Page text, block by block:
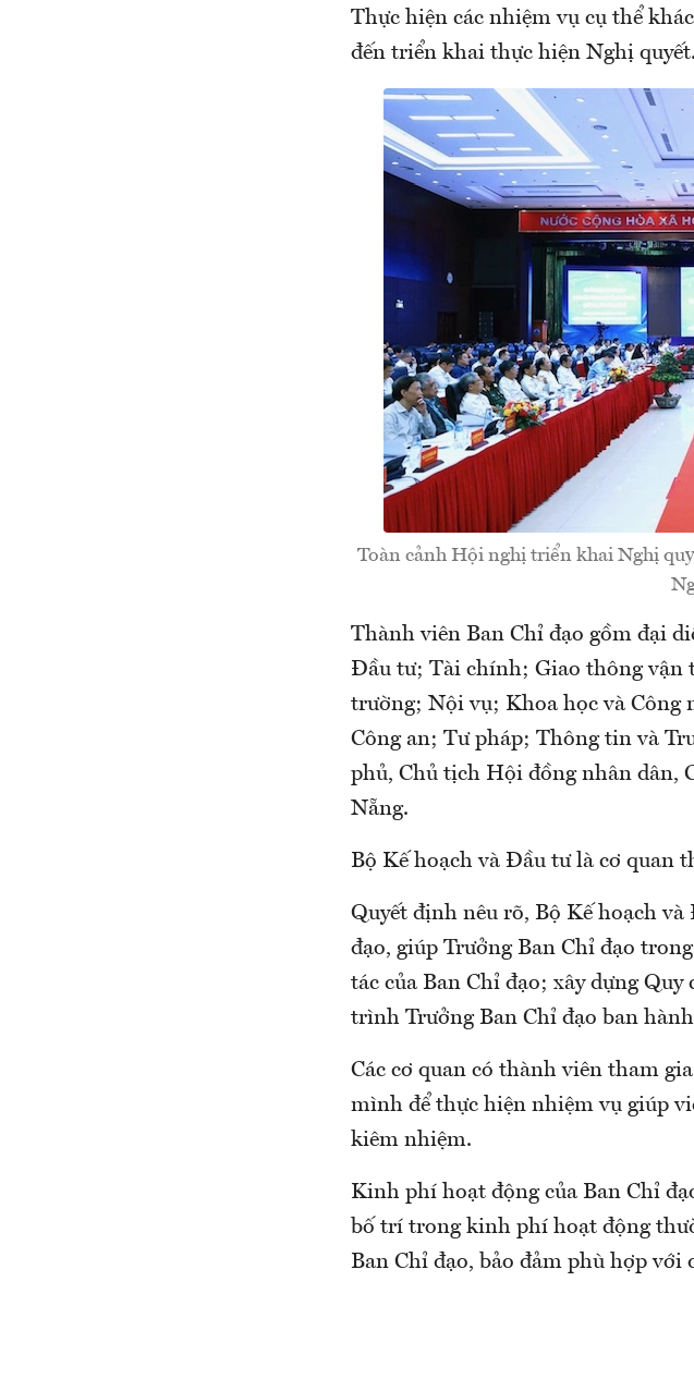
Thực hiện các nhiệm vụ cụ thể
đến triển khai thực hiện Nghị quyết.
Toàn cảnh Hội nghị triển khai Nghị
Thành viên Ban Chỉ đạo gồm đại
Đầu tư; Tài chính; Giao thông vận
trường; Nội vụ; Khoa học và Công
Công an; Tư pháp; Thông tin và
phủ, Chủ tịch Hội đồng nhân dân,
Nẵng.
Bộ Kế hoạch và Đầu tư là cơ quan
Quyết định nêu rõ, Bộ Kế hoạch
đạo, giúp Trưởng Ban Chỉ đạo
tác của Ban Chỉ đạo; xây dựng
trình Trưởng Ban Chỉ đạo ban
Các cơ quan có thành viên tham
mình để thực hiện nhiệm vụ giúp
kiêm nhiệm.
Kinh phí hoạt động của Ban Chỉ
bố trí trong kinh phí hoạt động
Ban Chỉ đạo, bảo đảm phù hợp với